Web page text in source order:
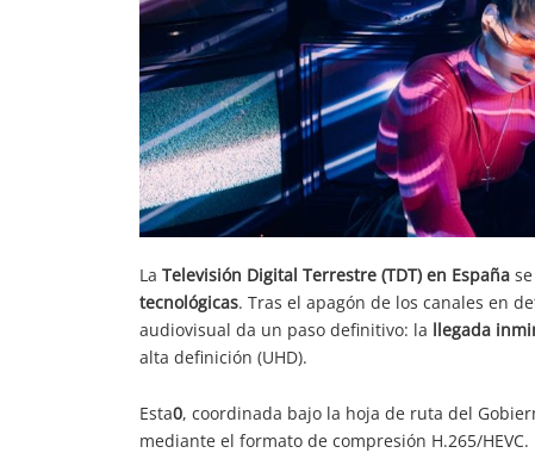
La Televisión Digital Terrestre (TDT) en España
tecnológicas. Tras el apagón de los canales en
audiovisual da un paso definitivo: la llegada
alta definición (UHD).
Esta0, coordinada bajo la hoja de ruta del
mediante el formato de compresión H.265/HEVC.